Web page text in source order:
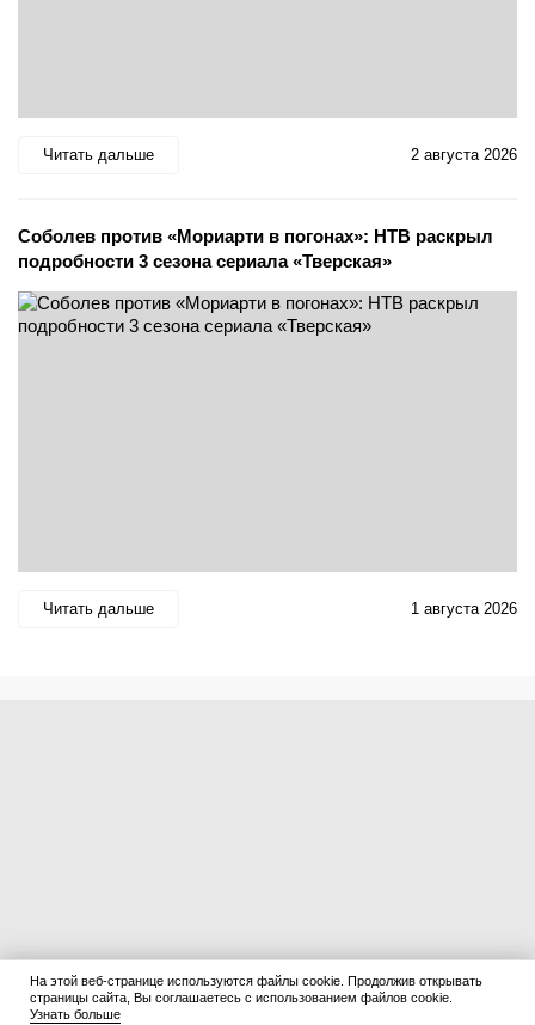
Читать дальше 2 августа 2026
Соболев против «Мориарти в погонах»: НТВ раскрыл
подробности 3 сезона сериала «Тверская»
Читать дальше 1 августа 2026
На этой веб-странице используются файлы cookie. Продолжив открывать
страницы сайта, Вы соглашаетесь с использованием файлов cookie.
Узнать больше